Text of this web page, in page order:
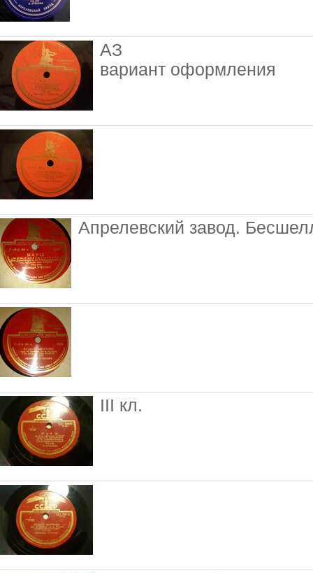
АЗ
вариант оформления
Апрелевский завод.
III кл.